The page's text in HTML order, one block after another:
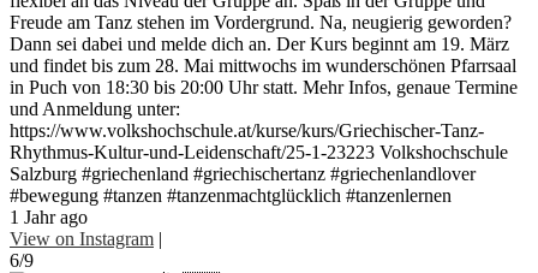
Freude am Tanz stehen im Vordergrund. Na, neugierig geworden?
Dann sei dabei und melde dich an. Der Kurs beginnt am 19. März
und findet bis zum 28. Mai mittwochs im wunderschönen Pfarrsaal
in Puch von 18:30 bis 20:00 Uhr statt. Mehr Infos, genaue Termine
und Anmeldung unter:
https://www.volkshochschule.at/kurse/kurs/Griechischer-Tanz-
Rhythmus-Kultur-und-Leidenschaft/25-1-23223 Volkshochschule
Salzburg #griechenland #griechischertanz #griechenlandlover
#bewegung #tanzen #tanzenmachtglücklich #tanzenlernen
1 Jahr ago
View on Instagram |
6/9